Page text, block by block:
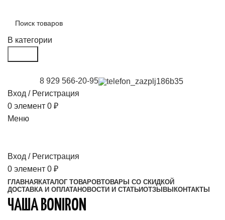
В категории
8 929 566-20-95
Вход / Регистрация
0 элемент 0 ₽
Меню
Вход / Регистрация
0 элемент 0 ₽
ГЛАВНАЯ КАТАЛОГ ТОВАРОВТОВАРЫ СО СКИДКОЙ
ДОСТАВКА И ОПЛАТАНОВОСТИ И СТАТЬИОТЗЫВЫ КОНТАКТЫ
ЧАША BONIRON